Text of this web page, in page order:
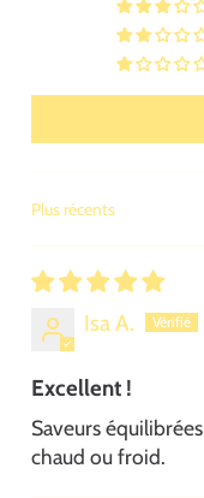
SORT BY
Isa A.
Excellent !
Saveurs
chaud ou froid.